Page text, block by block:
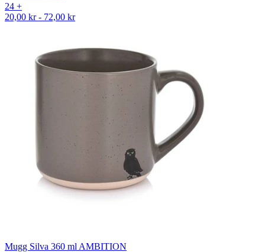
24 +
20,00 kr - 72,00 kr
Mugg Silva 360 ml AMBITION